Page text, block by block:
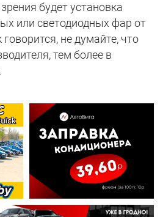
будет установка
или светодиодных фар от
не думайте, что
тем более в